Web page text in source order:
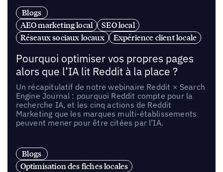
Blogs
AEO marketing local
SEO local
Réseaux sociaux locaux
Expérience client locale
Pourquoi optimiser vos propres pages
alors que l’IA lit Reddit à la place ?
Un récapitulatif de notre webinaire Reddit × Search
Engine Journal : pourquoi Reddit compte pour la
recherche IA, et les cinq actions de Reddit
Marketing que les marques multi-établissements
peuvent mener pour être citées par l’IA.
Blogs
Optimisation des fiches locales